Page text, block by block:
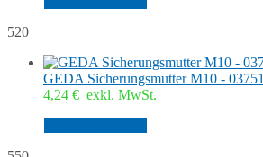
520
GEDA Sicherungsmutter M10 - 03751
4,24 € exkl. MwSt.